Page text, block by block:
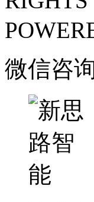
微信咨